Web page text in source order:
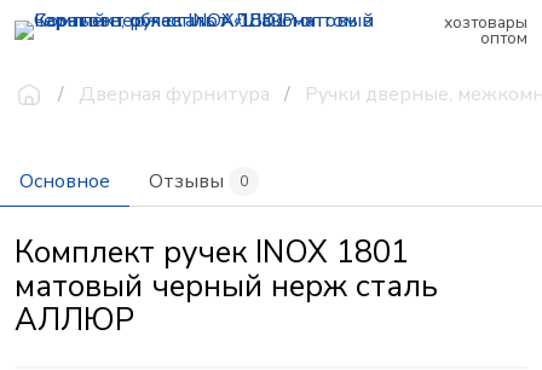
хозтовары
оптом
Дверная фурнитура Ручки дверные,
Основное Отзывы 0
Комплект ручек INOX 1801
матовый черный нерж сталь
АЛЛЮР